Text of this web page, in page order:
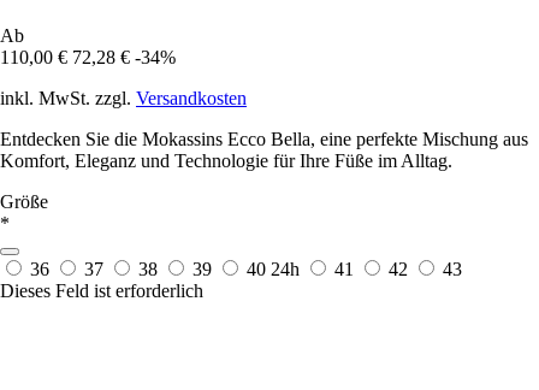
Ab
110,00 € 72,28 € -34%
inkl. MwSt. zzgl. Versandkosten
Entdecken Sie die Mokassins Ecco Bella, eine perfekte Mischung aus
Komfort, Eleganz und Technologie für Ihre Füße im Alltag.
Größe
*
36 37 38 39 40 24h 41 42
43
Dieses Feld ist erforderlich